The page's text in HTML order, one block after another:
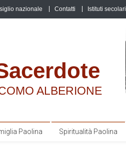
nazionale Contatti Istituti secolari
ALBERIONE
Paolina Spiritualità Paolina